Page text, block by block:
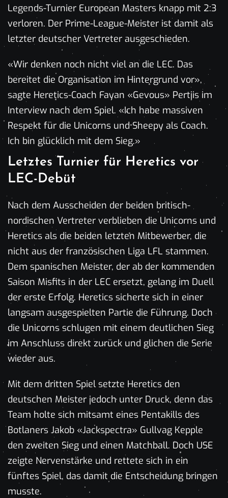
Legends-Turnier European Masters knapp mit 2:3
verloren. Der Prime-League-Meister ist damit als
letzter deutscher Vertreter ausgeschieden.
«Wir denken noch nicht viel an die LEC. Das
bereitet die Organisation im Hintergrund vor»,
sagte Heretics-Coach Fayan «Gevous» Pertjis im
Interview nach dem Spiel. «Ich habe massiven
Respekt für die Unicorns und Sheepy als Coach.
Ich bin glücklich mit dem Sieg.»
Letztes Turnier für Heretics vor
LEC-Debüt
Nach dem Ausscheiden der beiden britisch-
nordischen Vertreter verblieben die Unicorns und
Heretics als die beiden letzten Mitbewerber, die
nicht aus der französischen Liga LFL stammen.
Dem spanischen Meister, der ab der kommenden
Saison Misfits in der LEC ersetzt, gelang im Duell
der erste Erfolg. Heretics sicherte sich in einer
langsam ausgespielten Partie die Führung. Doch
die Unicorns schlugen mit einem deutlichen Sieg
im Anschluss direkt zurück und glichen die Serie
wieder aus.
Mit dem dritten Spiel setzte Heretics den
deutschen Meister jedoch unter Druck, denn das
Team holte sich mitsamt eines Pentakills des
Botlaners Jakob «Jackspectra» Gullvag Kepple
den zweiten Sieg und einen Matchball. Doch USE
zeigte Nervenstärke und rettete sich in ein
fünftes Spiel, das damit die Entscheidung bringen
musste.